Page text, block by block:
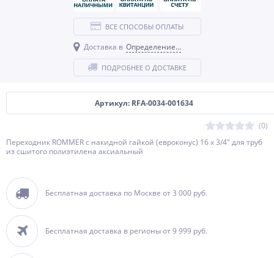
Артикул: RFA-0034-001634
(0)
Переходник ROMMER с накидной гайкой (евроконус) 16 x 3/4" для труб
из сшитого полиэтилена аксиальный
Бесплатная доставка по Москве от 3 000 руб.
Бесплатная доставка в регионы от 9 999 руб.
ВСЕ СПОСОБЫ ОПЛАТЫ
Доставка в Определение...
ПОДРОБНЕЕ О ДОСТАВКЕ